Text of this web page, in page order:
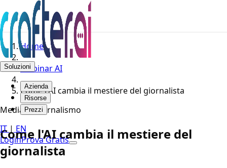
Soluzioni
Azienda
Risorse
Prezzi
IT | EN
LoginProva Gratis
Home
Webinar AI
Come l'AI cambia il mestiere del giornalista
Media & Giornalismo
Come l'AI cambia il mestiere del
giornalista